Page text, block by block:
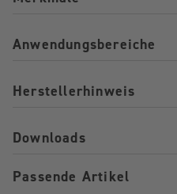
Anwendungsbereiche
Herstellerhinweis
Downloads
Passende Artikel